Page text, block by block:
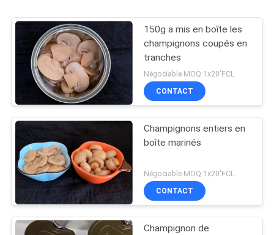
150g a mis en boîte les
champignons coupés en
tranches
Négociable MOQ:1x20'FCL
CONTACT
Champignons entiers en
boîte marinés
Négociable MOQ:1x20'FCL
CONTACT
Champignon de